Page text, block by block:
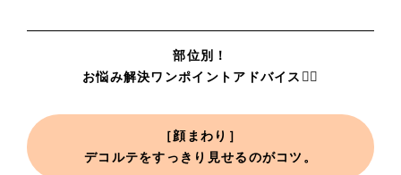
部位別！
お悩み解決ワンポイントアドバイス☝🏻
［顔まわり］
デコルテをすっきり見せるのがコツ。